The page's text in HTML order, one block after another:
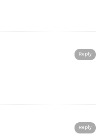
Reply
Reply